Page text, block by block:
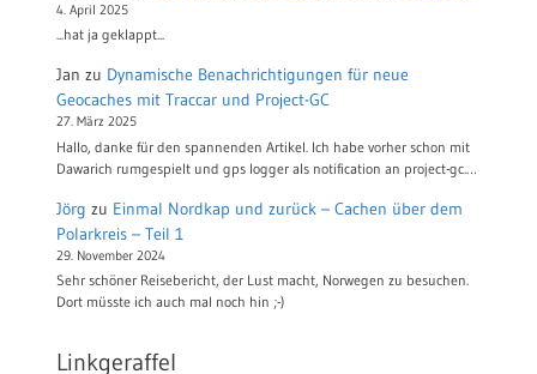
4. April 2025
...hat ja geklappt...
Jan zu Dynamische Benachrichtigungen für neue
Geocaches mit Traccar und Project-GC
27. März 2025
Hallo, danke für den spannenden Artikel. Ich habe vorher schon mit
Dawarich rumgespielt und gps logger als notification an project-gc.…
Jörg zu Einmal Nordkap und zurück – Cachen über dem
Polarkreis – Teil 1
29. November 2024
Sehr schöner Reisebericht, der Lust macht, Norwegen zu besuchen.
Dort müsste ich auch mal noch hin ;-)
Linkgeraffel